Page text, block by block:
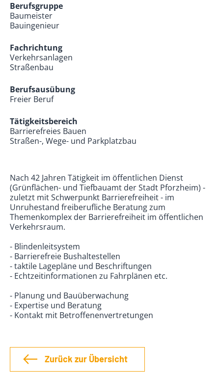
Berufsgruppe
Baumeister
Bauingenieur
Fachrichtung
Verkehrsanlagen
Straßenbau
Berufsausübung
Freier Beruf
Tätigkeitsbereich
Barrierefreies Bauen
Straßen-, Wege- und Parkplatzbau
Nach 42 Jahren Tätigkeit im öffentlichen Dienst
(Grünflächen- und Tiefbauamt der Stadt Pforzheim) -
zuletzt mit Schwerpunkt Barrierefreiheit - im
Unruhestand freiberufliche Beratung zum
Themenkomplex der Barrierefreiheit im öffentlichen
Verkehrsraum.
- Blindenleitsystem
- Barrierefreie Bushaltestellen
- taktile Lagepläne und Beschriftungen
- Echtzeitinformationen zu Fahrplänen etc.
- Planung und Bauüberwachung
- Expertise und Beratung
- Kontakt mit Betroffenenvertretungen
Zurück zur Übersicht